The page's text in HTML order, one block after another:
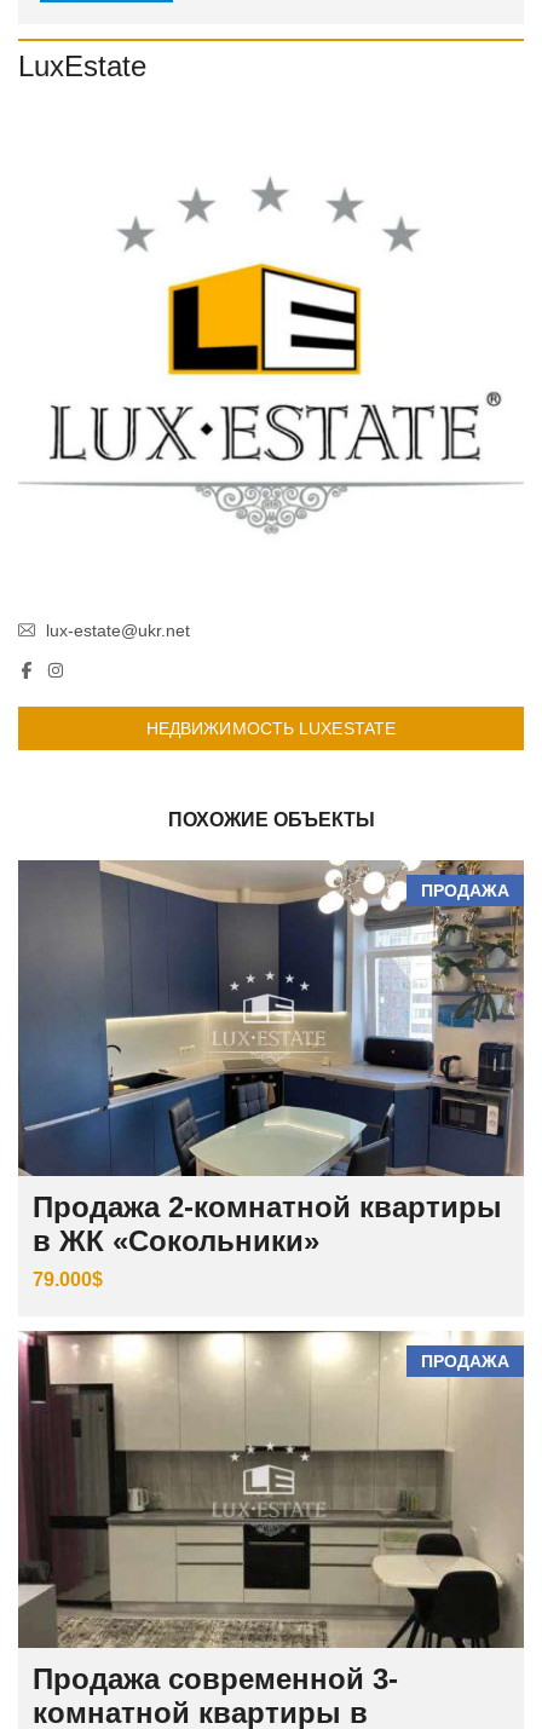
LuxEstate
lux-estate@ukr.net
НЕДВИЖИМОСТЬ LUXESTATE
ПОХОЖИЕ ОБЪЕКТЫ
ПРОДАЖА
Продажа 2-комнатной квартиры
в ЖК «Сокольники»
79.000$
ПРОДАЖА
Продажа современной 3-
комнатной квартиры в